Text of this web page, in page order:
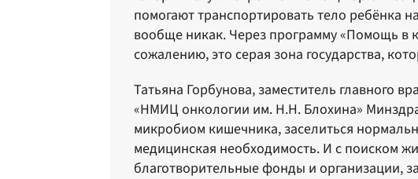
помогают транспортировать тело ребёнка
вообще никак. Через программу «Помощь в
сожалению, это серая зона государства,
Татьяна Горбунова, заместитель
«НМИЦ онкологии им. Н.Н. Блохина»
микробиом кишечника, заселиться
медицинская необходимость. И с поиском
благотворительные фонды и организации,